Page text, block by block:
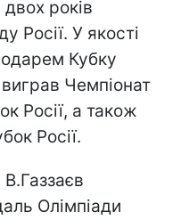
років
Росії. У якості
Кубку
Чемпіонат
Росії, а також
Росії.
Олімпіади